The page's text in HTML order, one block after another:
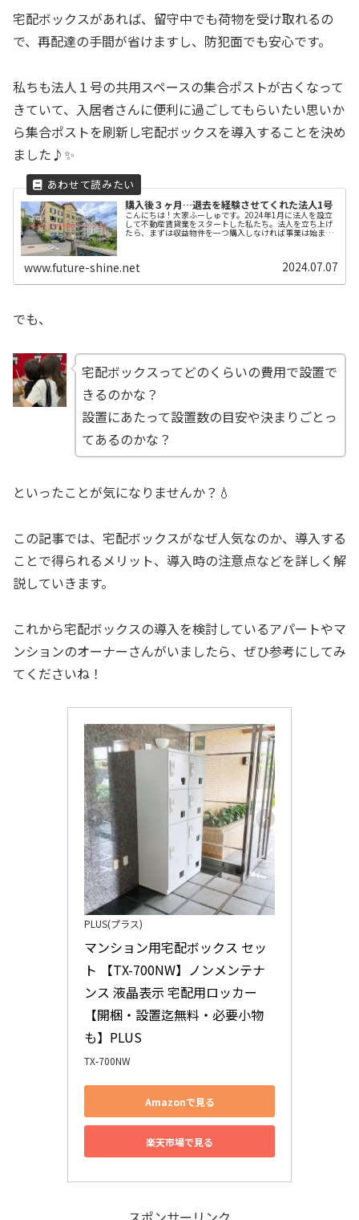
宅配ボックスがあれば、留守中でも荷物を受け取れるの
で、再配達の手間が省けますし、防犯面でも安心です。
私ちも法人１号の共用スペースの集合ポストが古くなって
きていて、入居者さんに便利に過ごしてもらいたい思いか
ら集合ポストを刷新し宅配ボックスを導入することを決め
ました♪✨
購入後３ヶ月…退去を経験させてくれた法人1号
こんにちは！大家ふーしゅです。2024年1月に法人を設立
して不動産賃貸業をスタートした私たち。法人を立ち上げ
たら、まずは収益物件を一つ購入しなければ事業は始まり
www.future-shine.net 2024.07.07
でも、
宅配ボックスってどのくらいの費用で設置で
きるのかな？
設置にあたって設置数の目安や決まりごとっ
てあるのかな？
といったことが気になりませんか？💧
この記事では、宅配ボックスがなぜ人気なのか、導入する
ことで得られるメリット、導入時の注意点などを詳しく解
説していきます。
これから宅配ボックスの導入を検討しているアパートやマ
ンションのオーナーさんがいましたら、ぜひ参考にしてみ
てくださいね！
PLUS(プラス)
マンション用宅配ボックス セッ
ト 【TX-700NW】ノンメンテナ
ンス 液晶表示 宅配用ロッカー
【開梱・設置迄無料・必要小物
も】PLUS
TX-700NW
Amazonで見る
楽天市場で見る